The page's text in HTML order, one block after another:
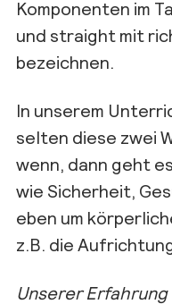
Komponenten im
und straight mit
bezeichnen.
In unserem
selten diese zwei
wenn, dann geht
wie Sicherheit,
eben um
z.B. die
Unserer